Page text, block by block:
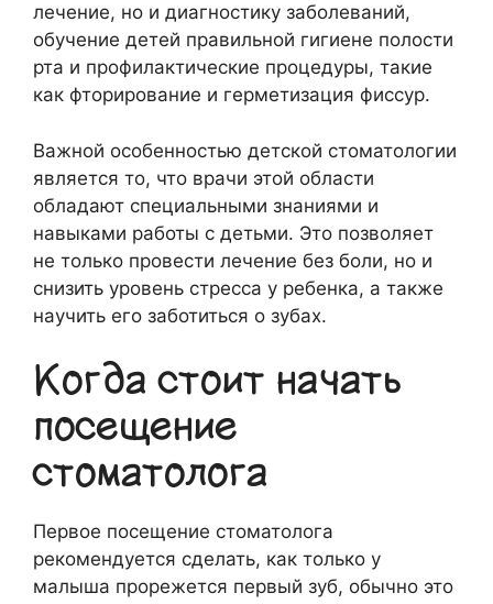
лечение, но и диагностику заболеваний,
обучение детей правильной гигиене полости
рта и профилактические процедуры, такие
как фторирование и герметизация фиссур.
Важной особенностью детской стоматологии
является то, что врачи этой области
обладают специальными знаниями и
навыками работы с детьми. Это позволяет
не только провести лечение без боли, но и
снизить уровень стресса у ребенка, а также
научить его заботиться о зубах.
Когда стоит начать
посещение
стоматолога
Первое посещение стоматолога
рекомендуется сделать, как только у
малыша прорежется первый зуб, обычно это